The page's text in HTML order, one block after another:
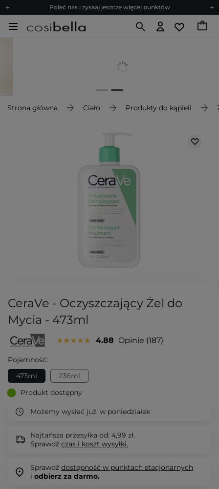
Poleć nas i zyskaj jeszcze więcej punktów
Zapisz się na newsletter pełen porad
Poleć nas i zyskaj jeszcze więcej punktów
Strona główna Ciało Produkty do kąpieli
CeraVe - Oczyszczający Żel do
Mycia - 473ml
4.88 Opinie 187
Pojemność:
473ml
236ml
Produkt dostępny
Możemy wysłać już: w poniedziałek
Najtańsza przesyłka od: 4,99 zł.
Sprawdź czas i koszt wysyłki.
Sprawdź dostępność w punktach stacjonarnych
i odbierz za darmo.